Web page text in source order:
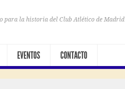
para la historia del Club Atlético de Madrid
EVENTOS CONTACTO